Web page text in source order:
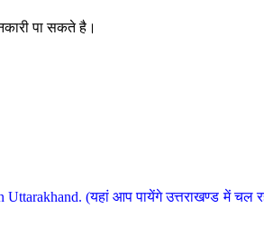
पा सकते है।
(यहां आप पायेंगे उत्तराखण्ड में चल